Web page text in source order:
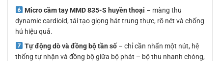
Micro cầm tay MMD 835-S huyền thoại – màng thu
dynamic cardioid, tái tạo giọng hát trung thực, rõ nét và chống
hú hiệu quả.
Tự động dò và đồng bộ tần số– chỉ cần nhấn một nút, hệ
thống tự nhận và đồng bộ giữa bộ phát – bộ thu nhanh chóng,